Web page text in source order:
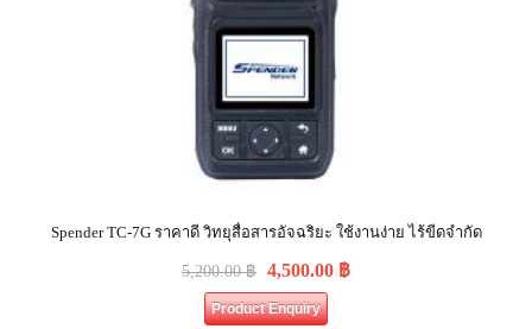
Spender TC-7G ราคาดี วิทยุสื่อสารอัจฉริยะ ใช้งานง่าย ไร้ขีดจำกัด
5,200.00฿ 4,500.00 ฿
Product Enquiry